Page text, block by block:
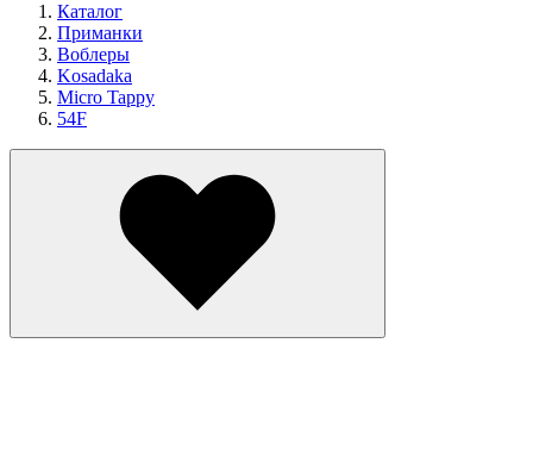
Каталог
Приманки
Воблеры
Kosadaka
Micro Tappy
54F